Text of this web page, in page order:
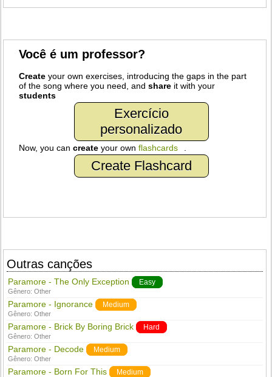
Você é um professor?
Create your own exercises, introducing the gaps in the part
of the song where you need, andshare it with your
students
Exercício
personalizado
Now, you cancreate your ownflashcards
Create Flashcard
Outras canções
Paramore - The Only Exception Easy
Gênero:Other
Paramore - Ignorance Medium
Gênero:Other
Paramore - Brick By Boring Brick Hard
Gênero:Other
Paramore - Decode Medium
Gênero:Other
Paramore - Born For This Medium